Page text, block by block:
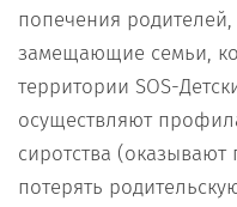
попечения
замещающие семьи,
территории SOS-
осуществляют
сиротства
потерять